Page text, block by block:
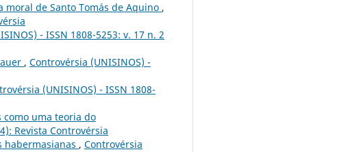
de Santo Tomás de Aquino ,
- ISSN 1808-5253: v. 17 n. 2
, Controvérsia (UNISINOS) -
(UNISINOS) - ISSN 1808-
uma teoria do
Revista Controvérsia
habermasianas , Controvérsia